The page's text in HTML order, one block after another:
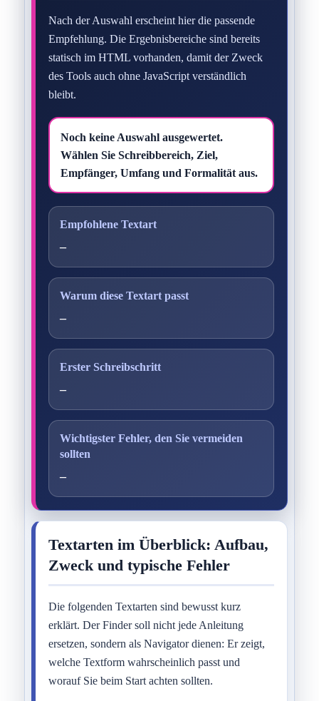
Nach der Auswahl erscheint hier die passende
Empfehlung. Die Ergebnisbereiche sind bereits
statisch im HTML vorhanden, damit der Zweck
des Tools auch ohne JavaScript verständlich
bleibt.
Noch keine Auswahl ausgewertet.
Wählen Sie Schreibbereich, Ziel,
Empfänger, Umfang und Formalität aus.
Empfohlene Textart
–
Warum diese Textart passt
–
Erster Schreibschritt
–
Wichtigster Fehler, den Sie vermeiden
sollten
–
Textarten im Überblick: Aufbau,
Zweck und typische Fehler
Die folgenden Textarten sind bewusst kurz
erklärt. Der Finder soll nicht jede Anleitung
ersetzen, sondern als Navigator dienen: Er zeigt,
welche Textform wahrscheinlich passt und
worauf Sie beim Start achten sollten.